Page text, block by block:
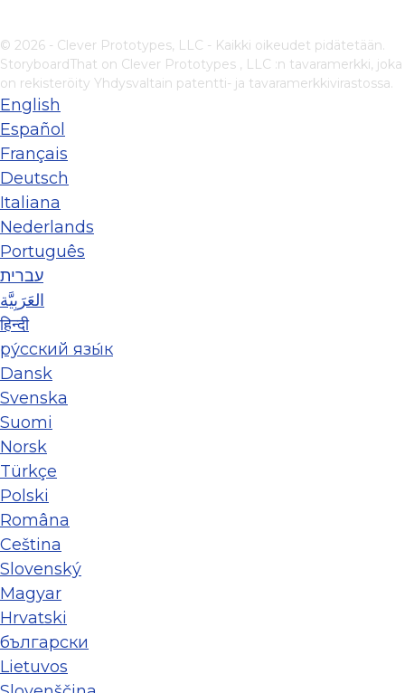
© 2026 - Clever Prototypes, LLC - Kaikki oikeudet pidätetään.
StoryboardThat on Clever Prototypes , LLC :n tavaramerkki, joka
on rekisteröity Yhdysvaltain patentti- ja tavaramerkkivirastossa.
English
Español
Français
Deutsch
Italiana
Nederlands
Português
עברית
العَرَبِيَّة
हिन्दी
ру́сский язы́к
Dansk
Svenska
Suomi
Norsk
Türkçe
Polski
Româna
Ceština
Slovenský
Magyar
Hrvatski
български
Lietuvos